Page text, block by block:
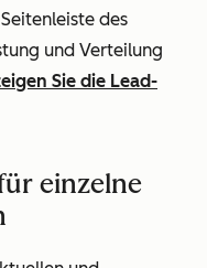
des
und Verteilung
Sie die Lead-
einzelne